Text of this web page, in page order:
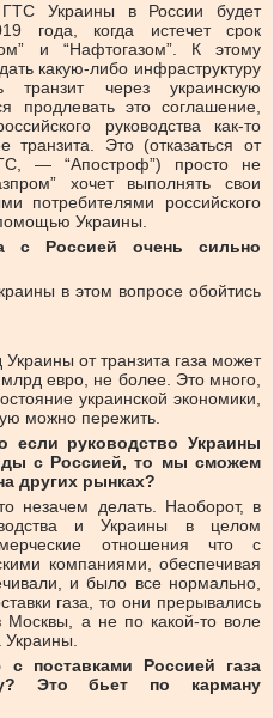
Украины в России будет
года, когда истечет срок
и “Нафтогазом”. К этому
какую-либо инфраструктуру
через украинскую
продлевать это соглашение,
руководства как-то
транзита. Это (отказаться от
— “Апостроф”) просто не
хочет выполнять свои
потребителями российского
помощью Украины.
с Россией очень сильно
в этом вопросе обойтись
от транзита газа может
евро, не более. Это много,
украинской экономики,
можно пережить.
руководство Украины
с Россией, то мы сможем
других рынках?
незачем делать. Наоборот, в
и Украины в целом
отношения что с
компаниями, обеспечивая
и было все нормально,
газа, то они прерывались
а не по какой-то воле
Украины.
поставками Россией газа
Это бьет по карману